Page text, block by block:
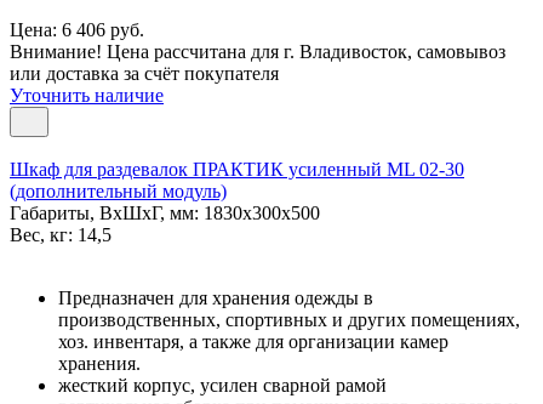
Цена: 6 406 руб.
Внимание! Цена рассчитана для г. Владивосток, самовывоз
или доставка за счёт покупателя
Уточнить наличие
Шкаф для раздевалок ПРАКТИК усиленный ML 02-30
(дополнительный модуль)
Габариты, ВxШxГ, мм: 1830x300x500
Вес, кг: 14,5
Предназначен для хранения одежды в
производственных, спортивных и других помещениях,
хоз. инвентаря, а также для организации камер
хранения.
жесткий корпус, усилен сварной рамой